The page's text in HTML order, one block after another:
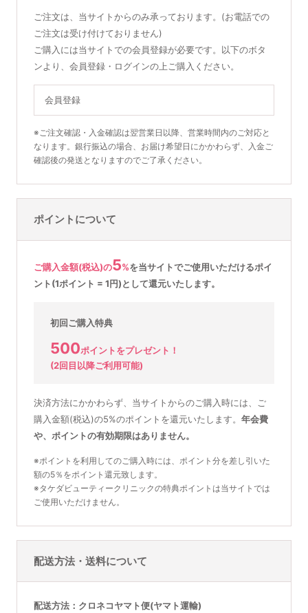
ご注文は、当サイトからのみ承っております。(お電話での
ご注文は受け付けておりません)
ご購入には当サイトでの会員登録が必要です。以下のボタ
ンより、会員登録・ログインの上ご購入ください。
会員登録
※ご注文確認・入金確認は翌営業日以降、営業時間内のご対応と
なります。銀行振込の場合、お届け希望日にかかわらず、入金ご
確認後の発送となりますのでご了承ください。
ポイントについて
ご購入金額(税込)の5%を当サイトでご使用いただけるポイ
ント(1ポイント = 1円)として還元いたします。
初回ご購入特典
500ポイントをプレゼント！
(2回目以降ご利用可能)
決済方法にかかわらず、当サイトからのご購入時には、ご
購入金額(税込)の5%のポイントを還元いたします。 年会費
や、ポイントの有効期限はありません。
※ポイントを利用してのご購入時には、ポイント分を差し引いた
額の5％をポイント還元致します。
※タケダビューティークリニックの特典ポイントは当サイトでは
ご使用いただけません。
配送方法・送料について
配送方法
クロネコヤマト便(ヤマト運輸)